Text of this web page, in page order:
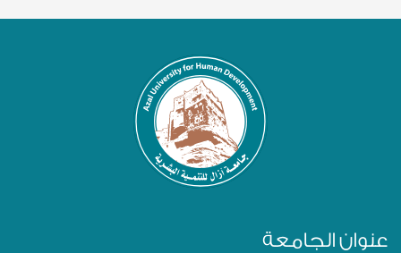
عنوان الجامعة